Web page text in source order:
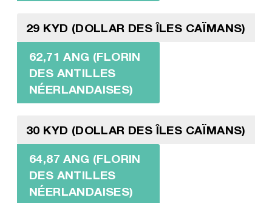
29 KYD (DOLLAR DES ÎLES CAÏMANS)
62,71 ANG (FLORIN
DES ANTILLES
NÉERLANDAISES)
30 KYD (DOLLAR DES ÎLES CAÏMANS)
64,87 ANG (FLORIN
DES ANTILLES
NÉERLANDAISES)